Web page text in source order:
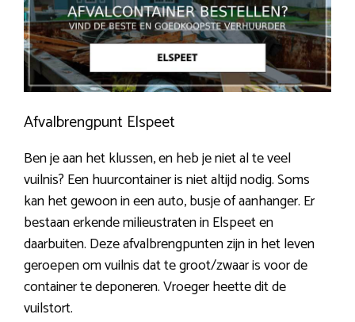
Afvalbrengpunt Elspeet
Ben je aan het klussen, en heb je niet al te veel
vuilnis? Een huurcontainer is niet altijd nodig. Soms
kan het gewoon in een auto, busje of aanhanger. Er
bestaan erkende milieustraten in Elspeet en
daarbuiten. Deze afvalbrengpunten zijn in het leven
geroepen om vuilnis dat te groot/zwaar is voor de
container te deponeren. Vroeger heette dit de
vuilstort.